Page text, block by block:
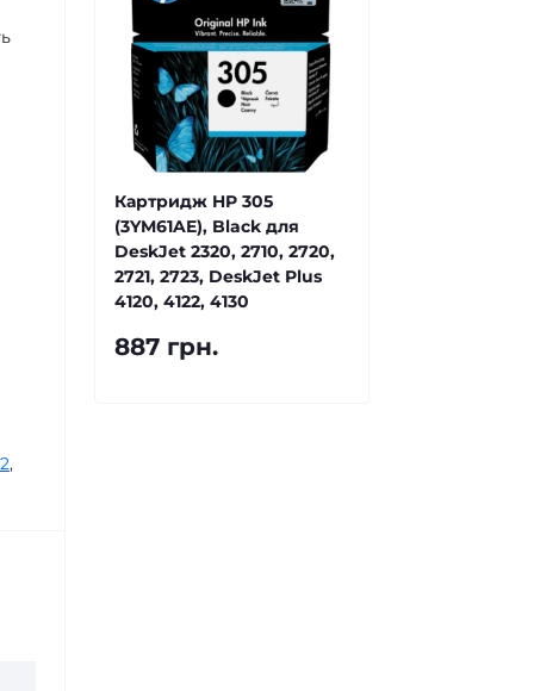
,
Картридж HP 305
(3YM61AE), Black для
DeskJet 2320, 2710, 2720,
2721, 2723, DeskJet Plus
4120, 4122, 4130
887 грн.